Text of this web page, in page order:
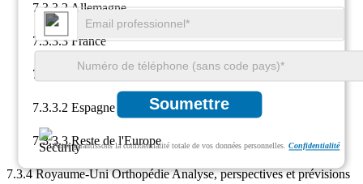
Soumettre
Nous garantissons la confidentialité totale de vos données personnelles.Confidentialité
7.3.3.2 Allemagne
7.3.3.3 France
7.3.3.1 Italie
7.3.3.2 Espagne
7.3.3.3 Reste de l'Europe
7.3.4 Royaume-Uni Orthopédie Analyse, perspectives et prévisions